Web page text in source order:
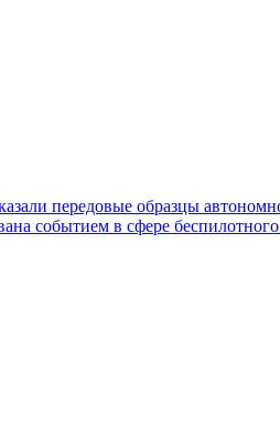
передовые образцы
событием в сфере